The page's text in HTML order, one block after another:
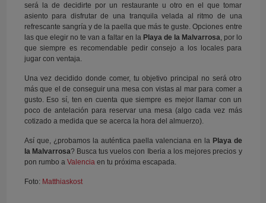
será la de decidirte por un restaurante u otro en el que tomar
asiento para disfrutar de una tranquila velada al ritmo de una
refrescante sangría y de la paella que más te guste. Opciones entre
las que elegir no te van a faltar en la Playa de la Malvarrosa, por lo
que siempre es recomendable pedir consejo a los locales para
jugar con ventaja.
Una vez decidido donde comer, tu objetivo principal no será otro
más que el de conseguir una mesa con vistas al mar para comer a
gusto. Eso sí, ten en cuenta que siempre es mejor llamar con un
poco de antelación para reservar una mesa (algo cada vez más
cotizado a medida que se acerca la hora del almuerzo).
Así que, ¿probamos la auténtica paella valenciana en la Playa de
la Malvarrosa? Busca tus vuelos con Iberia a los mejores precios y
pon rumbo a Valenciaen tu próxima escapada.
Foto: Matthiaskost